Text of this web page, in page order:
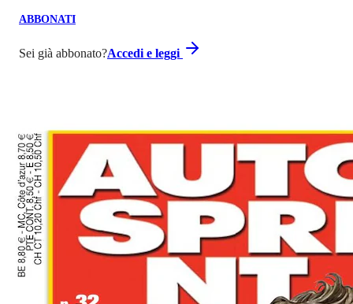
ABBONATI
Sei già abbonato?Accedi e leggi